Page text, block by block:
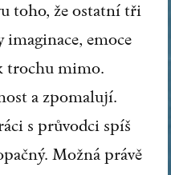
toho, že ostatní tři
imaginace, emoce
trochu mimo.
a zpomalují.
s průvodci spíš
Možná právě